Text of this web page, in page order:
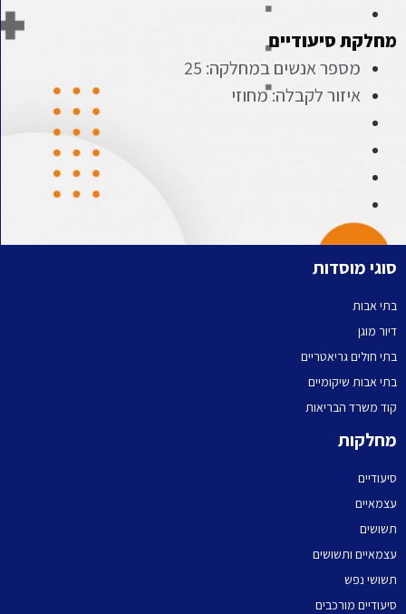
מחלקת סיעודיים
מספר אנשים במחלקה: 25
איזור לקבלה: מחוזי
סוגי מוסדות
בתי אבות
דיור מוגן
בתי חולים גריאטריים
בתי אבות שיקומיים
קוד משרד הבריאות
מחלקות
סיעודיים
עצמאיים
תשושים
עצמאיים ותשושים
תשושי נפש
סיעודיים מורכבים